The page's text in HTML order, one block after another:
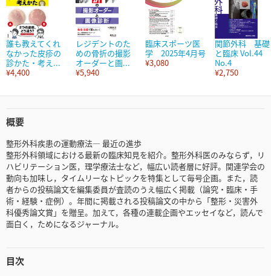
誰も教えてくれ
なかった皮疹の
診かた・考え...
¥4,400
レジデントのた
めの骨折の撮影
オーダーと画...
¥5,940
臨床スポーツ医
学 2025年4月号
¥3,080
関節外科 基礎
と臨床 Vol.44
No.4
¥2,750
概要
整形外科疾患の運動療法― 最近の進歩
整形外科領域における最新の臨床知見を紹介。整形外科医のみならず，リ
ハビリテーション医，理学療法士など，幅広い読者層に好評。関連学会の
動向も加味し，タイムリーなトピックを特集として毎号企画。また，読
者からの投稿論文を編集委員が査読のうえ幅広く掲載（論究・臨床・手
術・経験・症例）。年間に掲載される投稿論文の中から「整形・災害外
科優秀論文賞」を贈呈。加えて，各種の連載企画やエッセイなど，読んで
面白く，ためになるジャーナル。
目次